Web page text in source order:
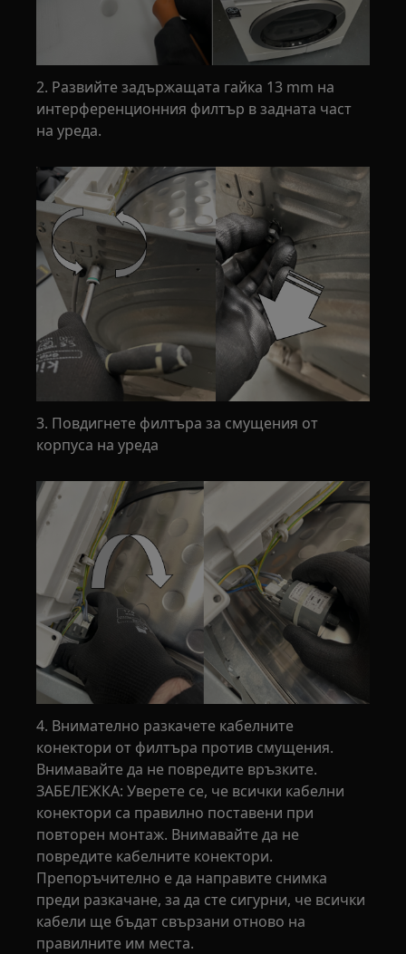
2. Развийте задържащата гайка 13 mm на
интерференционния филтър в задната част
на уреда.
3. Повдигнете филтъра за смущения от
корпуса на уреда
4. Внимателно разкачете кабелните
конектори от филтъра против смущения.
Внимавайте да не повредите връзките.
ЗАБЕЛЕЖКА: Уверете се, че всички кабелни
конектори са правилно поставени при
повторен монтаж. Внимавайте да не
повредите кабелните конектори.
Препоръчително е да направите снимка
преди разкачане, за да сте сигурни, че всички
кабели ще бъдат свързани отново на
правилните им места.